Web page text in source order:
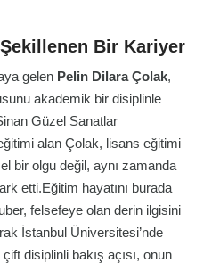
Bir Kariyer
gelen Pelin Dilara Çolak,
akademik bir disiplinle
Güzel Sanatlar
alan Çolak, lisans eğitimi
bir olgu değil, aynı zamanda
etti.Eğitim hayatını burada
felsefeye olan derin ilgisini
İstanbul Üniversitesi’nde
disiplinli bakış açısı, onun